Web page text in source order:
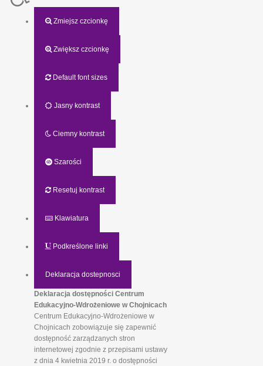
Zmiejsz czcionkę
Zwiększ czcionkę
Default font sizes
Jasny kontrast
Ciemny kontrast
Szarości
Resetuj kontrast
Klawiatura
Podkreślone linki
Deklaracja dostepnosci
Deklaracja dostępności Centrum
Edukacyjno-Wdrożeniowe w Chojnicach
Centrum Edukacyjno-Wdrożeniowe w
Chojnicach zobowiązuje się zapewnić
dostępność zarządzanych stron
internetowej zgodnie z przepisami ustawy
z dnia 4 kwietnia 2019 r. o dostępności